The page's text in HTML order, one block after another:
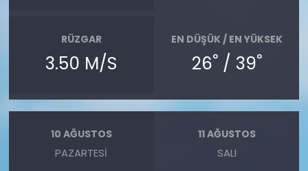
RÜZGAR
3.50 M/S
EN DÜŞÜK / EN YÜKSEK
26°/ 39°
10 AĞUSTOS
PAZARTESI
11 AĞUSTOS
SALI